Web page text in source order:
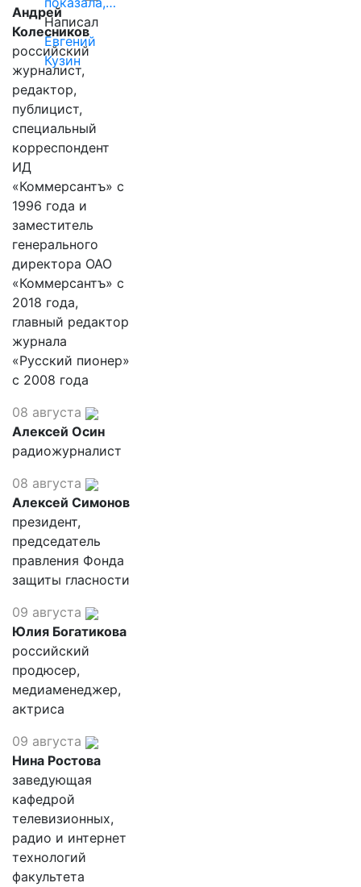
Написал
Евгений
Кузин
Андрей
Колесников
российский
журналист,
редактор,
публицист,
специальный
корреспондент
ИД
«Коммерсантъ» с
1996 года и
заместитель
генерального
директора ОАО
«Коммерсантъ» с
2018 года,
главный редактор
журнала
«Русский пионер»
с 2008 года
08 августа
Алексей Осин
радиожурналист
08 августа
Алексей Симонов
президент,
председатель
правления Фонда
защиты гласности
09 августа
Юлия Богатикова
российский
продюсер,
медиаменеджер,
актриса
09 августа
Нина Ростова
заведующая
кафедрой
телевизионных,
радио и интернет
технологий
факультета